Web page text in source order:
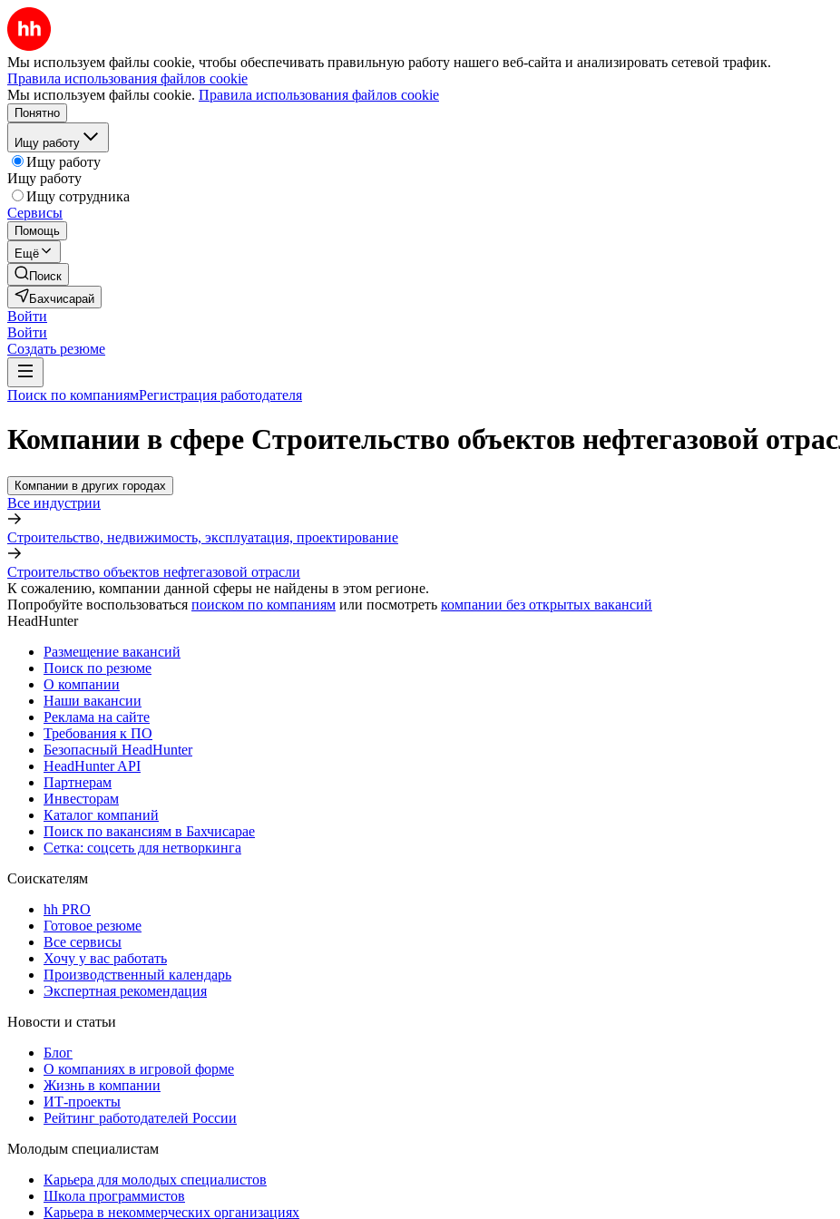
Мы используем файлы cookie, чтобы обеспечивать правильную работу нашего веб-сайта и анализировать сетевой трафик.
Правила использования файлов cookie
Мы используем файлы cookie. Правила использования файлов cookie
Понятно
Ищу работу
Ищу работу
Ищу работу
Ищу сотрудника
Сервисы
Помощь
Ещё
Поиск
Бахчисарай
Войти
Войти
Создать резюме
Поиск по компаниямРегистрация работодателя
Компании в сфере Строительство объектов нефтегазовой
Компании в других городах
Все индустрии
Строительство, недвижимость, эксплуатация, проектирование
Строительство объектов нефтегазовой отрасли
К сожалению, компании данной сферы не найдены в этом регионе.
Попробуйте воспользоваться поиском по компаниям или посмотреть компании без открытых вакансий
HeadHunter
Размещение вакансий
Поиск по резюме
О компании
Наши вакансии
Реклама на сайте
Требования к ПО
Безопасный HeadHunter
HeadHunter API
Партнерам
Инвесторам
Каталог компаний
Поиск по вакансиям в Бахчисарае
Сетка: соцсеть для нетворкинга
Соискателям
hh PRO
Готовое резюме
Все сервисы
Хочу у вас работать
Производственный календарь
Экспертная рекомендация
Новости и статьи
Блог
О компаниях в игровой форме
Жизнь в компании
ИТ-проекты
Рейтинг работодателей России
Молодым специалистам
Карьера для молодых специалистов
Школа программистов
Карьера в некоммерческих организациях